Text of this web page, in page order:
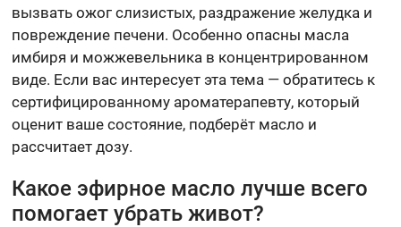
вызвать ожог слизистых, раздражение желудка и
повреждение печени. Особенно опасны масла
имбиря и можжевельника в концентрированном
виде. Если вас интересует эта тема — обратитесь к
сертифицированному ароматерапевту, который
оценит ваше состояние, подберёт масло и
рассчитает дозу.
Какое эфирное масло лучше всего
помогает убрать живот?